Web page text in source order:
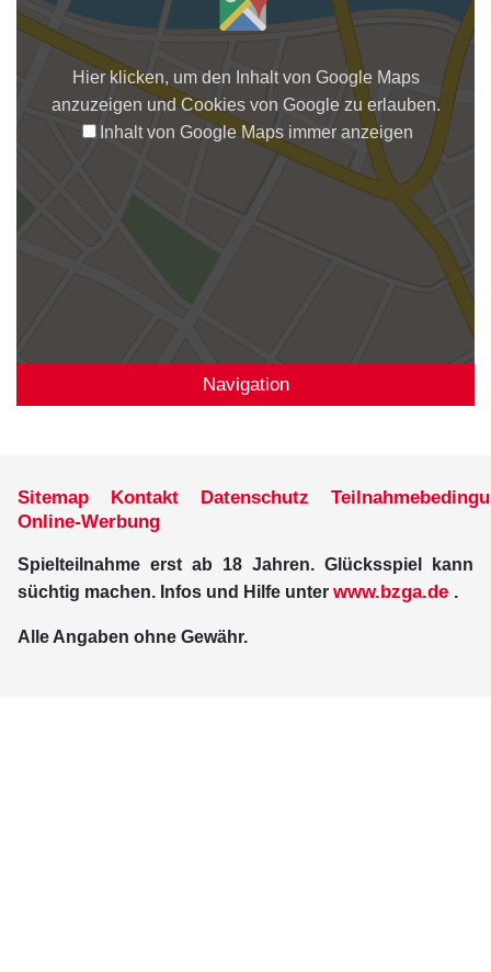
Hier klicken, um den Inhalt von Google Maps
anzuzeigen und Cookies von Google zu erlauben.
Inhalt von Google Maps immer anzeigen
Navigation
Sitemap Kontakt Datenschutz
Online-Werbung
Spielteilnahme erst ab 18 Jahren. Glücksspiel kann
süchtig machen. Infos und Hilfe unter www.bzga.de .
Alle Angaben ohne Gewähr.